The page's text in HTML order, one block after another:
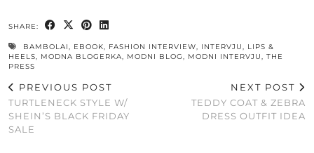
SHARE:
BAMBOLAI, EBOOK, FASHION INTERVIEW, INTERVJU, LIPS &
HEELS, MODNA BLOGERKA, MODNI BLOG, MODNI INTERVJU, THE
PRESS
PREVIOUS POST
TURTLENECK STYLE W/
SHEIN’S BLACK FRIDAY
SALE
NEXT POST
TEDDY COAT & ZEBRA
DRESS OUTFIT IDEA